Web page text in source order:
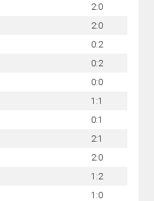
2:0
2:0
0:2
0:2
0:0
1:1
0:1
2:1
2:0
1:2
1:0